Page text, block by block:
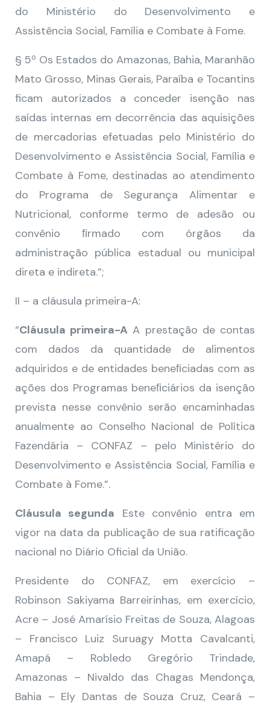
do Ministério do Desenvolvimento e
Assistência Social, Família e Combate à Fome.
§ 5º Os Estados do Amazonas, Bahia, Maranhão
Mato Grosso, Minas Gerais, Paraíba e Tocantins
ficam autorizados a conceder isenção nas
saídas internas em decorrência das aquisições
de mercadorias efetuadas pelo Ministério do
Desenvolvimento e Assistência Social, Família e
Combate à Fome, destinadas ao atendimento
do Programa de Segurança Alimentar e
Nutricional, conforme termo de adesão ou
convênio ﬁrmado com órgãos da
administração pública estadual ou municipal
direta e indireta.”;
II – a cláusula primeira-A:
“Cláusula primeira-A A prestação de contas
com dados da quantidade de alimentos
adquiridos e de entidades beneﬁciadas com as
ações dos Programas beneﬁciários da isenção
prevista nesse convênio serão encaminhadas
anualmente ao Conselho Nacional de Política
Fazendária – CONFAZ – pelo Ministério do
Desenvolvimento e Assistência Social, Família e
Combate à Fome.”.
Cláusula segunda Este convênio entra em
vigor na data da publicação de sua ratificação
nacional no Diário Oficial da União.
Presidente do CONFAZ, em exercício –
Robinson Sakiyama Barreirinhas, em exercício,
Acre – José Amarísio Freitas de Souza, Alagoas
– Francisco Luiz Suruagy Motta Cavalcanti,
Amapá – Robledo Gregório Trindade,
Amazonas – Nivaldo das Chagas Mendonça,
Bahia – Ely Dantas de Souza Cruz, Ceará –